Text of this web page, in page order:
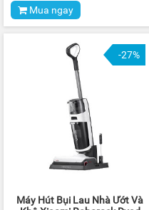
Mua ngay
-27%
Máy Hút Bụi Lau Nhà Ướt Và